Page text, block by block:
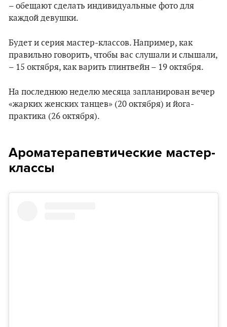
– обещают сделать индивидуальные фото для
каждой девушки.
Будет и серия мастер-классов. Например, как
правильно говорить, чтобы вас слушали и слышали,
– 15 октября, как варить глинтвейн – 19 октября.
На последнюю неделю месяца запланирован вечер
«жарких женских танцев» (20 октября) и йога-
практика (26 октября).
Ароматерапевтические мастер-
классы